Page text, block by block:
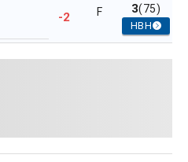
-2 F 3(75)
HBH